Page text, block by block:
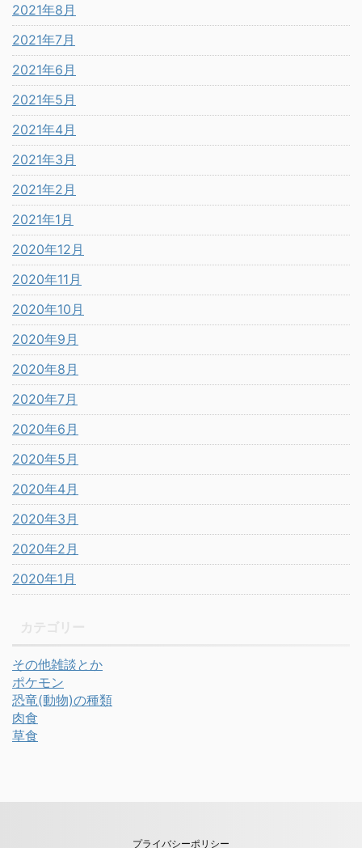
2021年8月
2021年7月
2021年6月
2021年5月
2021年4月
2021年3月
2021年2月
2021年1月
2020年12月
2020年11月
2020年10月
2020年9月
2020年8月
2020年7月
2020年6月
2020年5月
2020年4月
2020年3月
2020年2月
2020年1月
その他雑談とか
ポケモン
恐竜(動物)の種類
肉食
草食
プライバシーポリシー